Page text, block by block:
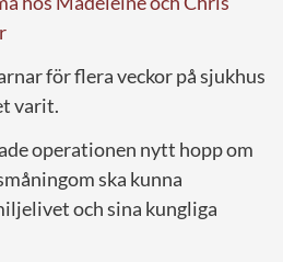
för flera veckor på sjukhus
varit.
operationen nytt hopp om
ska kunna
och sina kungliga